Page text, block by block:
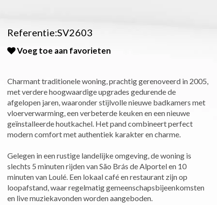
Referentie:SV2603
Voeg toe aan favorieten
Charmant traditionele woning, prachtig gerenoveerd in 2005,
met verdere hoogwaardige upgrades gedurende de
afgelopen jaren, waaronder stijlvolle nieuwe badkamers met
vloerverwarming, een verbeterde keuken en een nieuwe
geïnstalleerde houtkachel. Het pand combineert perfect
modern comfort met authentiek karakter en charme.
Gelegen in een rustige landelijke omgeving, de woning is
slechts 5 minuten rijden van São Brás de Alportel en 10
minuten van Loulé. Een lokaal café en restaurant zijn op
loopafstand, waar regelmatig gemeenschapsbijeenkomsten
en live muziekavonden worden aangeboden.